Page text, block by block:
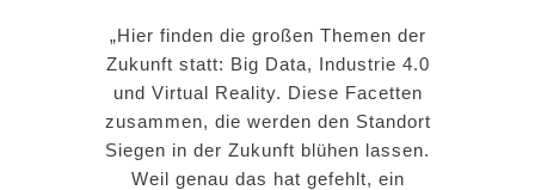
„Hier finden die großen Themen der
Zukunft statt: Big Data, Industrie 4.0
und Virtual Reality. Diese Facetten
zusammen, die werden den Standort
Siegen in der Zukunft blühen lassen.
Weil genau das hat gefehlt, ein